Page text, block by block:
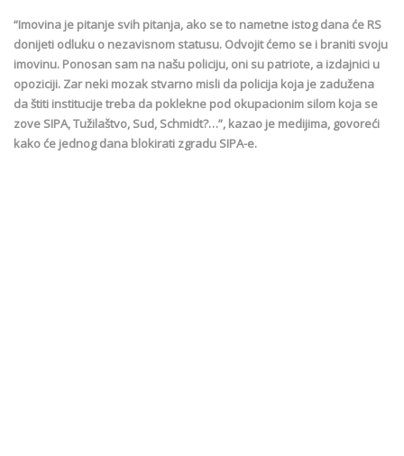
“Imovina je pitanje svih pitanja, ako se to nametne istog dana će RS
donijeti odluku o nezavisnom statusu. Odvojit ćemo se i braniti svoju
imovinu. Ponosan sam na našu policiju, oni su patriote, a izdajnici u
opoziciji. Zar neki mozak stvarno misli da policija koja je zadužena
da štiti institucije treba da poklekne pod okupacionim silom koja se
zove SIPA, Tužilaštvo, Sud, Schmidt?…”, kazao je medijima, govoreći
kako će jednog dana blokirati zgradu SIPA-e.